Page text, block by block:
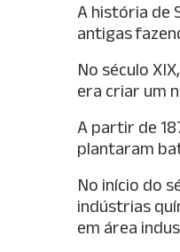
A história de
antigas
No século
era criar um
A partir de
plantaram
No início do
indústrias
em área